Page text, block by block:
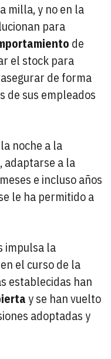
milla, y no en la
para
de
el stock para
de forma
de sus empleados
noche a la
adaptarse a la
e incluso años
le ha permitido a
impulsa la
el curso de la
establecidas han
y se han vuelto
adoptadas y